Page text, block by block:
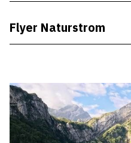
Flyer Naturstrom